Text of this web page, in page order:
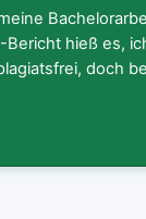
Bericht hieß es,
doch